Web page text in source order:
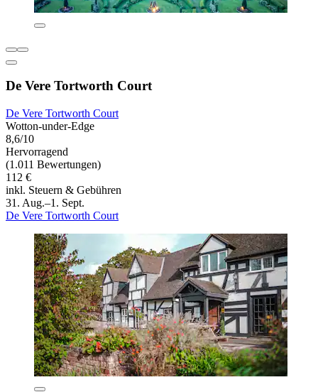
De Vere Tortworth Court
De Vere Tortworth Court
Wotton-under-Edge
8,6/10
Hervorragend
(1.011 Bewertungen)
112 €
inkl. Steuern & Gebühren
31. Aug.–1. Sept.
De Vere Tortworth Court